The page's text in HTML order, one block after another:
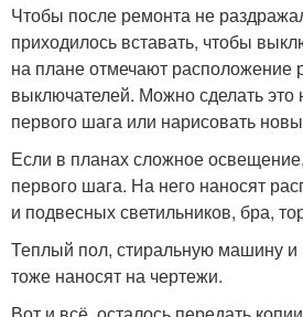
Чтобы после ремонта не
приходилось вставать, чтобы
на плане отмечают расположение
выключателей. Можно сделать это
первого шага или нарисовать
Если в планах сложное
первого шага. На него наносят
и подвесных светильников, бра,
Теплый пол, стиральную машину и
тоже наносят на чертежи.